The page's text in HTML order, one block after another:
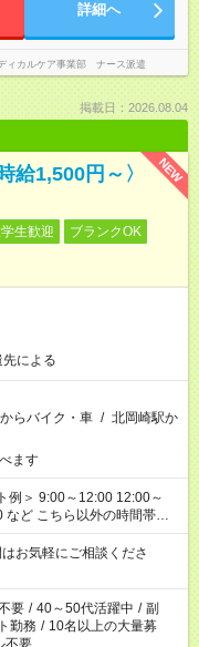
詳細へ
ィカルケア事業部 ナース派遣
掲載日：2026.08.04
NEW
給1,500円～〉
生歓迎
ブランクOK
による
らバイク・車 / 北岡崎駅か
ます
間帯も
お気軽にご相談くださ
要 / 40～50代活躍中 / 副
勤務 / 10名以上の大量募
不要